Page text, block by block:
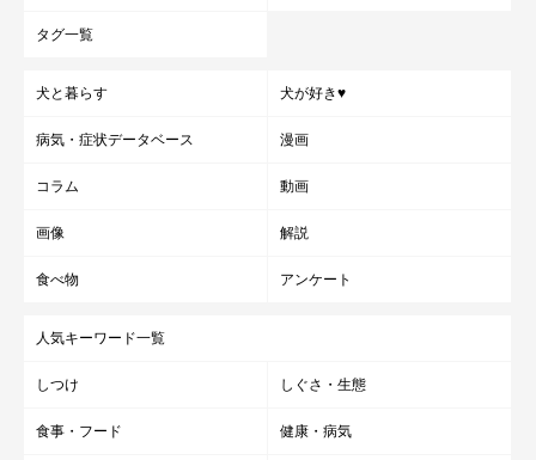
タグ一覧
犬と暮らす 犬が好き♥
病気・症状データベース 漫画
コラム 動画
画像 解説
食べ物 アンケート
人気キーワード一覧
しつけ しぐさ・生態
食事・フード 健康・病気